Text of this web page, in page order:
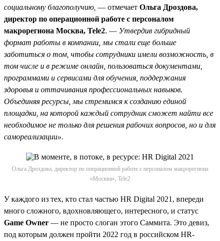
социальному благополучию, — отмечает Ольга Дроздова,
директор по операционной работе с персоналом
макрорегиона Москва, Tele2. — Утвердив гибридный
формат работы в компании, мы стали еще больше
заботиться о том, чтобы сотрудники имели возможность, в
том числе и в режиме онлайн, пользоваться документами,
программами и сервисами для обучения, поддержания
здоровья и оттачивания профессиональных навыков.
Объединяя ресурсы, мы стремимся к созданию единой
площадки, на которой каждый сотрудник сможет найти все
необходимое не только для решения рабочих вопросов, но и для
самореализации».
Ольга Дроздова, директор по операционной работе с персоналом макрорегиона
«Москва», Tele2
У каждого из тех, кто стал частью HR Digital 2021, впереди
много сложного, вдохновляющего, интересного, и статус
Game Owner — не просто слоган этого Саммита. Это девиз,
под которым должен пройти 2022 год в российском HR-